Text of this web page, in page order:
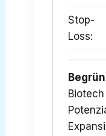
Stop-
Loss: